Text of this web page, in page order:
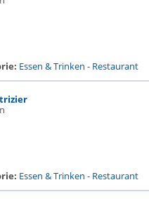
Essen & Trinken - Restaurant
Essen & Trinken - Restaurant